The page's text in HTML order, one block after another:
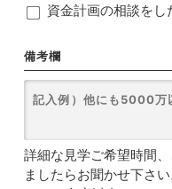
資金計画の相談をし
備考欄
詳細な見学ご希望時間
ましたらお聞かせ下さい